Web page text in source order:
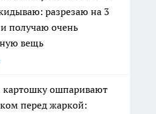
разрезаю на 3
получаю очень
вещь
картошку ошпаривают
перед жаркой: